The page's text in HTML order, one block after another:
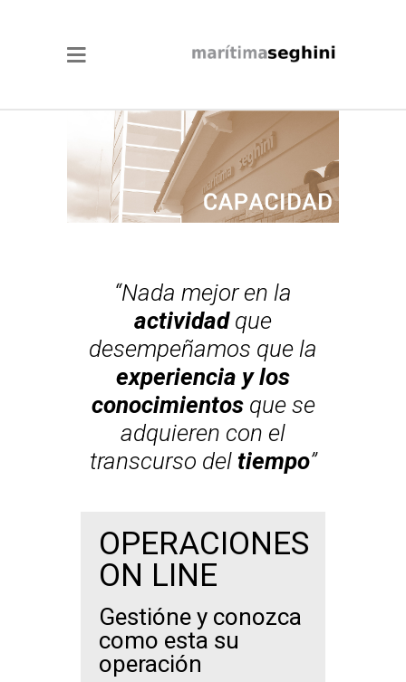
“Nada mejor en la
actividadque
desempeñamos que la
experiencia y los
conocimientosque se
adquieren con el
transcurso del tiempo”
OPERACIONES
ON LINE
Gestióne y conozca
como esta su
operación